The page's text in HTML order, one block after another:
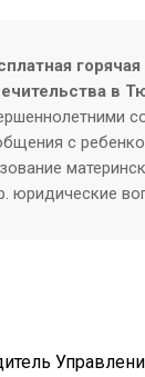
в
с
юридические